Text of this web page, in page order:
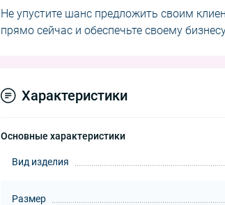
Не упустите шанс предложить своим
прямо сейчас и обеспечьте своему
Характеристики
Основные характеристики
Вид изделия
Размер